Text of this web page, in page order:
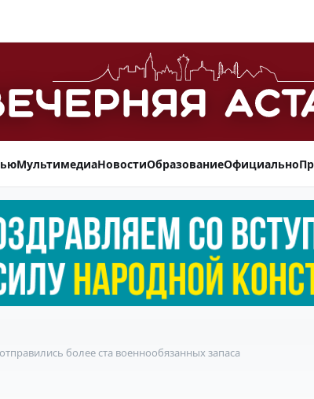
МультимедиаНовостиОбразованиеОфициально
более ста военнообязанных запаса